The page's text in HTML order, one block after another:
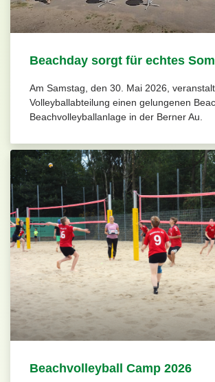
Beachday sorgt für echtes
Am Samstag, den 30. Mai 2026,
Volleyballabteilung einen gelungenen
Beachvolleyballanlage in der Berner Au.
Beachvolleyball Camp 2026